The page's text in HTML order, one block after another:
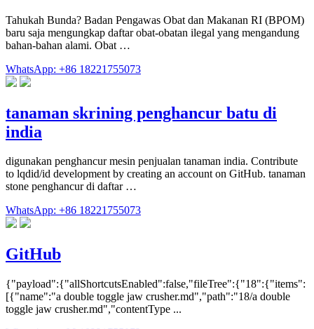
Tahukah Bunda? Badan Pengawas Obat dan Makanan RI (BPOM)
baru saja mengungkap daftar obat-obatan ilegal yang mengandung
bahan-bahan alami. Obat …
WhatsApp: +86 18221755073
tanaman skrining penghancur batu di
india
digunakan penghancur mesin penjualan tanaman india. Contribute
to lqdid/id development by creating an account on GitHub. tanaman
stone penghancur di daftar …
WhatsApp: +86 18221755073
GitHub
{"payload":{"allShortcutsEnabled":false,"fileTree":{"18":{"items":
[{"name":"a double toggle jaw crusher.md","path":"18/a double
toggle jaw crusher.md","contentType ...